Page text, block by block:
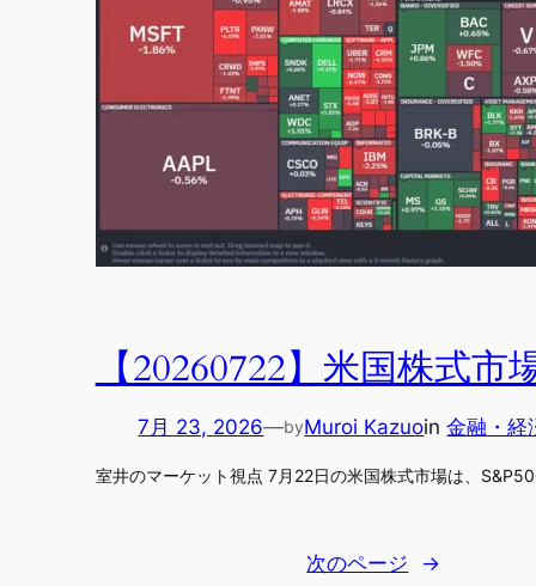
【20260722】米国株式
7月 23, 2026—byMuroi Kazuoin金融・経
室井のマーケット視点 7月22日の米国株式市場は、
次のページ →